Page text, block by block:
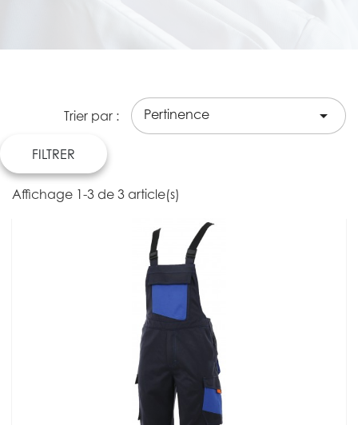
Trier par : Pertinence 
FILTRER
Affichage 1-3 de 3 article(s)